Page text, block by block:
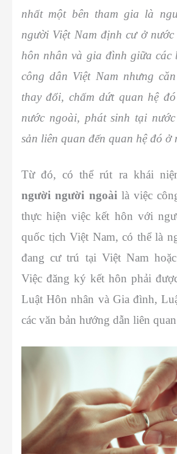
nhất một bên tham gia là
người Việt Nam định cư ở
hôn nhân và gia đình giữa các
công dân Việt Nam nhưng
thay đổi, chấm dứt quan hệ
nước ngoài, phát sinh tại
sản liên quan đến quan hệ đó ở
Từ đó, có thể rút ra khái
người người ngoàilà việc
thực hiện việc kết hôn với
quốc tịch Việt Nam, có thể là
đang cư trú tại Việt Nam
Việc đăng ký kết hôn phải
Luật Hôn nhân và Gia đình,
các văn bản hướng dẫn liên